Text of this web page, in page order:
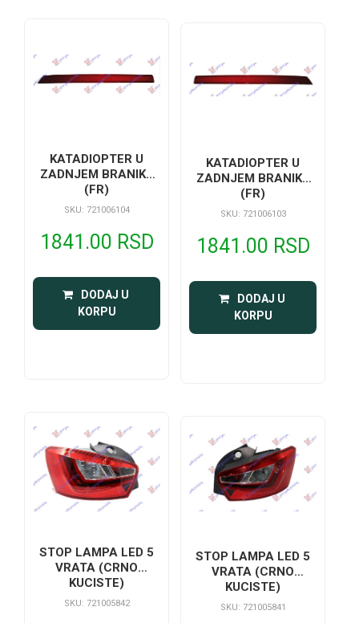
KATADIOPTER U
ZADNJEM BRANIKU
(FR)
SKU: 721006104
1841.00 RSD
DODAJ U
KORPU
KATADIOPTER U
ZADNJEM BRANIKU
(FR)
SKU: 721006103
1841.00 RSD
DODAJ U
KORPU
STOP LAMPA LED 5
VRATA (CRNO
KUCISTE)
SKU: 721005842
STOP LAMPA LED 5
VRATA (CRNO
KUCISTE)
SKU: 721005841